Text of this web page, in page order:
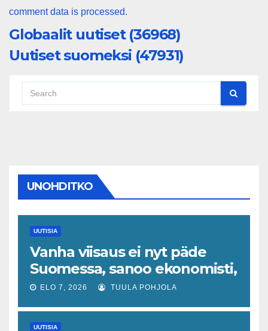
comment data is processed.
Globaalit uutiset (36968)
Uutiset suomeksi (47931)
UNOHDITKO
UUTISIA
Vanha viisaus ei nyt päde
Suomessa, sanoo ekonomisti,
joka odottaa työllisyyteen
piristymistä
ELO 7, 2026 TUULA POHJOLA
UUTISIA